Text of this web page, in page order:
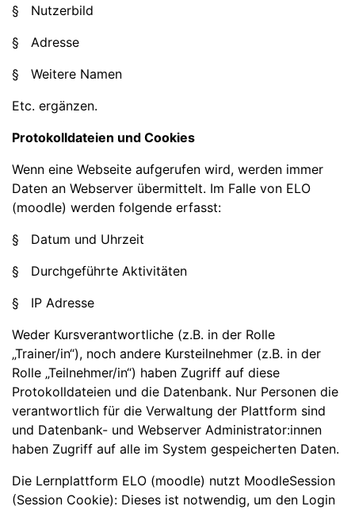
§ Nutzerbild
§ Adresse
§ Weitere Namen
Etc. ergänzen.
Protokolldateien und Cookies
Wenn eine Webseite aufgerufen wird, werden immer
Daten an Webserver übermittelt. Im Falle von ELO
(moodle) werden folgende erfasst:
§ Datum und Uhrzeit
§ Durchgeführte Aktivitäten
§ IP Adresse
Weder Kursverantwortliche (z.B. in der Rolle
„Trainer/in“), noch andere Kursteilnehmer (z.B. in der
Rolle „Teilnehmer/in“) haben Zugriff auf diese
Protokolldateien und die Datenbank. Nur Personen die
verantwortlich für die Verwaltung der Plattform sind
und Datenbank- und Webserver Administrator:innen
haben Zugriff auf alle im System gespeicherten Daten.
Die Lernplattform ELO (moodle) nutzt MoodleSession
(Session Cookie): Dieses ist notwendig, um den Login